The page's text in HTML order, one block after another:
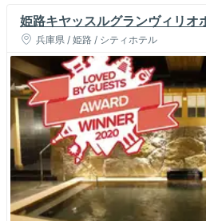
姫路キヤッスルグランヴィリオ
兵庫県 / 姫路 / シティホテル